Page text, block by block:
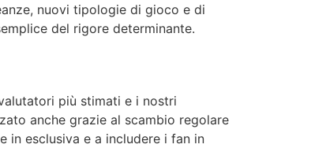
nuovi tipologie di gioco e di
del rigore determinante.
più stimati e i nostri
anche grazie al scambio regolare
in esclusiva e a includere i fan in